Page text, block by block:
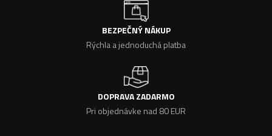
BEZPEČNÝ NÁKUP
Rýchla a jednoduchá platba
DOPRAVA ZADARMO
Pri objednávke nad 80 EUR